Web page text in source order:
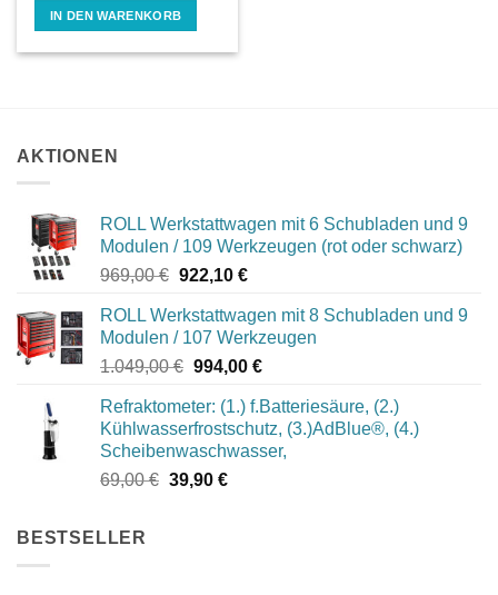
IN DEN WARENKORB
AKTIONEN
ROLL Werkstattwagen mit 6 Schubladen und 9
Modulen / 109 Werkzeugen (rot oder schwarz)
969,00€ Ursprünglicher
war:
969,00 €
922,10 €Aktueller
ist:
922,10 €.
ROLL Werkstattwagen mit 8 Schubladen und 9
Modulen / 107 Werkzeugen
1.049,00€ Ursprünglicher
war:
1.049,00 €
994,00 €Aktueller
ist:
994,00 €.
Refraktometer: (1.) f.Batteriesäure, (2.)
Kühlwasserfrostschutz, (3.)AdBlue®, (4.)
Scheibenwaschwasser,
69,00€ Ursprünglicher
39,90 €Aktueller
BESTSELLER